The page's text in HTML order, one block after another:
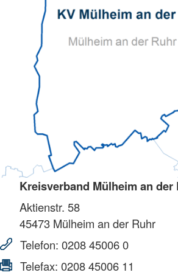
Kreisverband Mülheim an der
Aktienstr. 58
45473 Mülheim an der Ruhr
Telefon: 0208 45006 0
Telefax: 0208 45006 11